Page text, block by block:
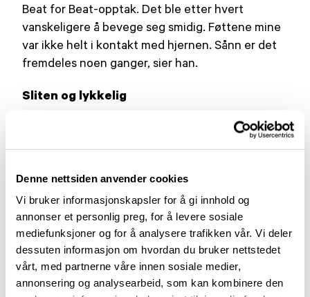
Denne nettsiden anvender cookies
Vi bruker informasjonskapsler for å gi innhold og
annonser et personlig preg, for å levere sosiale
mediefunksjoner og for å analysere trafikken vår. Vi deler
dessuten informasjon om hvordan du bruker nettstedet
vårt, med partnerne våre innen sosiale medier,
annonsering og analysearbeid, som kan kombinere den
Beat for Beat-opptak. Det ble etter hvert
vanskeligere å bevege seg smidig. Føttene mine
var ikke helt i kontakt med hjernen. Sånn er det
fremdeles noen ganger, sier han.
Sliten og lykkelig
Ivar forteller om dagens tennistrening, som han
– Jeg blir alltid sur på meg selv når det går dårlig,
men det er tydelig at det er parkinson som har
skylda. Da er det om å gjøre å tåle det uten å bli
bitter. Tennis er veldig målbart. Med boksingen
er det annerledes. Rock Steady Boxing er en
treningsform som har som hovedmål å gi folk
med parkinson styrke til å kjempe tilbake. Noe av